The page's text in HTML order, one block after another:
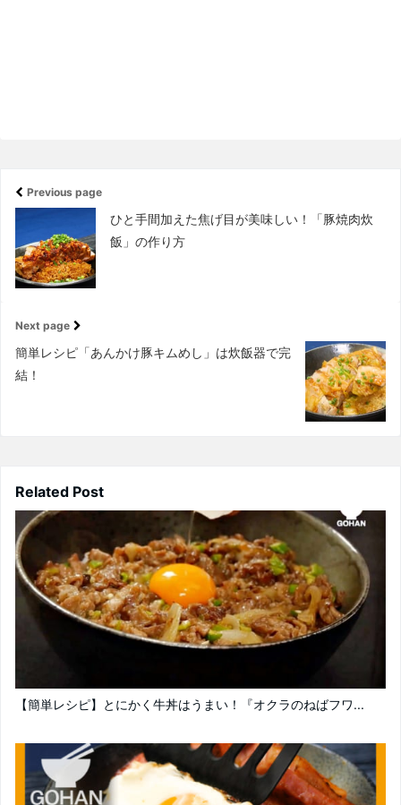
Previous page
ひと手間加えた焦げ目が美味しい！「豚焼肉炊
飯」の作り方
Next page
簡単レシピ「あんかけ豚キムめし」は炊飯器で完
結！
Related Post
【簡単レシピ】とにかく牛丼はうまい！『オクラのねばフワ...